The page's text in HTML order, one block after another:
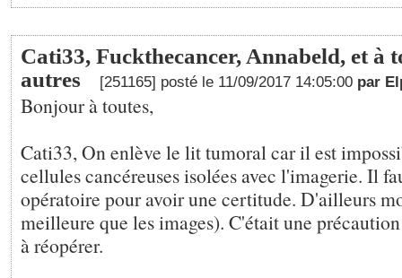
Cati33, Fuckthecancer, Annabeld, et à
autres
[251165] posté le 11/09/2017 14:05:00 par
Bonjour à toutes,
Cati33, On enlève le lit tumoral car il est
cellules cancéreuses isolées avec l'imagerie. Il
opératoire pour avoir une certitude. D'ailleurs
meilleure que les images). C'était une
à réopérer.